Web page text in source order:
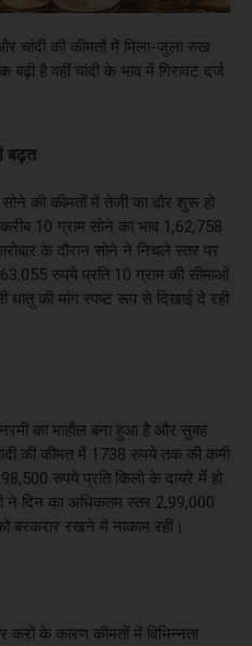
चांदी की कीमतों में मिला-जुला रुख
है वहीं चांदी के भाव में गिरावट दर्ज
बढ़त
की कीमतों में तेजी का दौर शुरू हो
10 ग्राम सोने का भाव 1,62,758
के दौरान सोने ने निचले स्तर पर
रुपये प्रति 10 ग्राम की सीमाओं
की मांग स्पष्ट रूप से दिखाई दे रही
का माहौल बना हुआ है और सुबह
की कीमत में 1738 रुपये तक की कमी
रुपये प्रति किलो के दायरे में हो
ने दिन का अधिकतम स्तर 2,99,000
रखने में नाकाम रही।
के कारण कीमतों में विभिन्नता